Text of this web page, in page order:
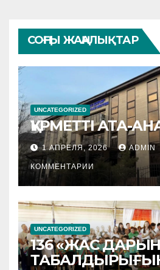
СОҢҒЫ ЖАҢАЛЫҚТАР
UNCATEGORIZED
ҚҰРМЕТТІ АТА-
1 АПРЕЛЯ, 2026 ADMIN
КОММЕНТАРИИ
UNCATEGORIZED
136 «ЖАС